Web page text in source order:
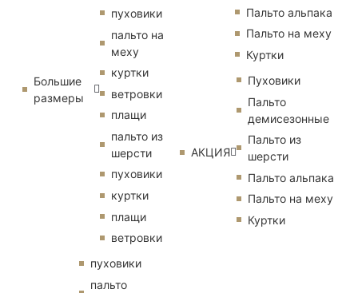
Большие
размеры
пуховики
пальто на
меху
куртки
ветровки
плащи
пальто из
шерсти
пуховики
куртки
плащи
ветровки
пуховики
пальто
Пальто альпака
Пальто на меху
Куртки
АКЦИЯ
Пуховики
Пальто
демисезонные
Пальто из
шерсти
Пальто альпака
Пальто на меху
Куртки